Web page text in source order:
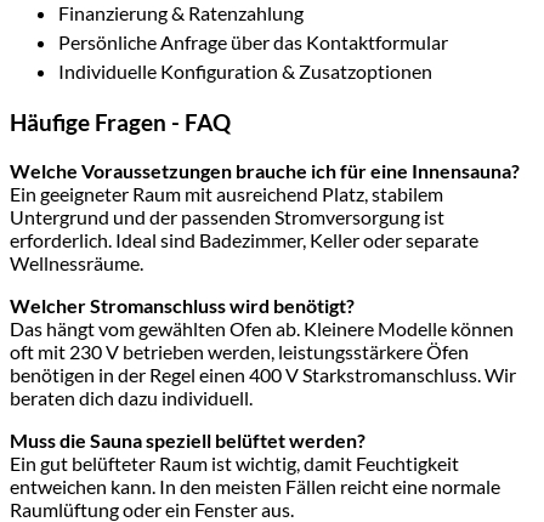
Finanzierung & Ratenzahlung
Persönliche Anfrage über das Kontaktformular
Individuelle Konfiguration & Zusatzoptionen
Häufige Fragen - FAQ
Welche Voraussetzungen brauche ich für eine Innensauna?
Ein geeigneter Raum mit ausreichend Platz, stabilem
Untergrund und der passenden Stromversorgung ist
erforderlich. Ideal sind Badezimmer, Keller oder separate
Wellnessräume.
Welcher Stromanschluss wird benötigt?
Das hängt vom gewählten Ofen ab. Kleinere Modelle können
oft mit 230 V betrieben werden, leistungsstärkere Öfen
benötigen in der Regel einen 400 V Starkstromanschluss. Wir
beraten dich dazu individuell.
Muss die Sauna speziell belüftet werden?
Ein gut belüfteter Raum ist wichtig, damit Feuchtigkeit
entweichen kann. In den meisten Fällen reicht eine normale
Raumlüftung oder ein Fenster aus.